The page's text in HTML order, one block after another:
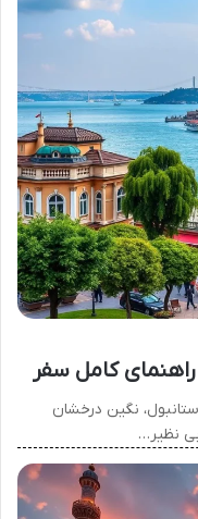
نگین درخشان
بی نظیر…